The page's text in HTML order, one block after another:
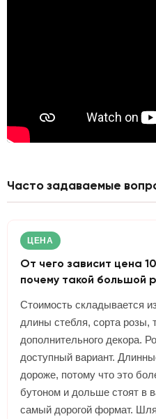
Часто задаваемые
ЦЕНА
От чего зависит цена
почему такой большой
Стоимость складывается
длины стебля, сорта розы,
дополнительного декора.
доступный вариант.
дороже, потому что это
бутоном и дольше стоят в
самый дорогой формат.